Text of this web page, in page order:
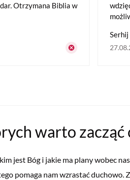
Otrzymana Biblia w
Serhij
warto zacząć
jest Bóg i jakie ma plany wobec
pomaga nam wzrastać